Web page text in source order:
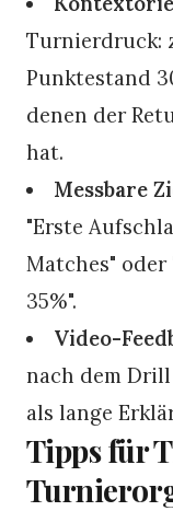
Turnierdruck:
Punktestand
denen der
hat.
Messbare
"Erste
Matches"
35%".
Video-
nach dem
als lange
Tipps für